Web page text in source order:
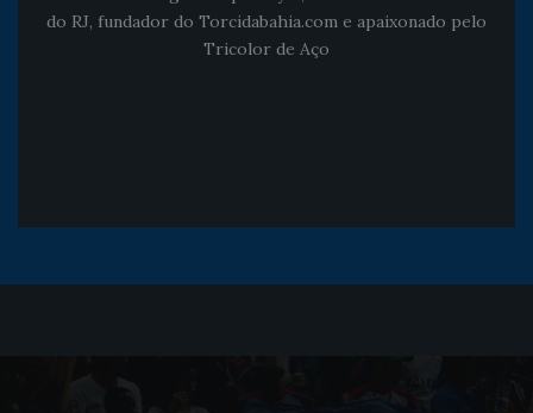
do RJ, fundador do Torcidabahia.com e apaixonado pelo
Tricolor de Aço